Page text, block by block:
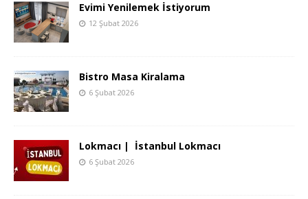
Evimi Yenilemek İstiyorum
12 Şubat 2026
Bistro Masa Kiralama
6 Şubat 2026
Lokmacı | İstanbul Lokmacı
6 Şubat 2026